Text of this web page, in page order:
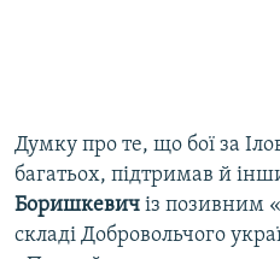
Думку про те, що бої за
багатьох, підтримав й
Боришкевич із позивним
складі Добровольчого